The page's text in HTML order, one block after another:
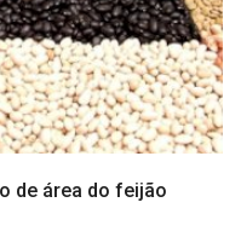
de área do feijão